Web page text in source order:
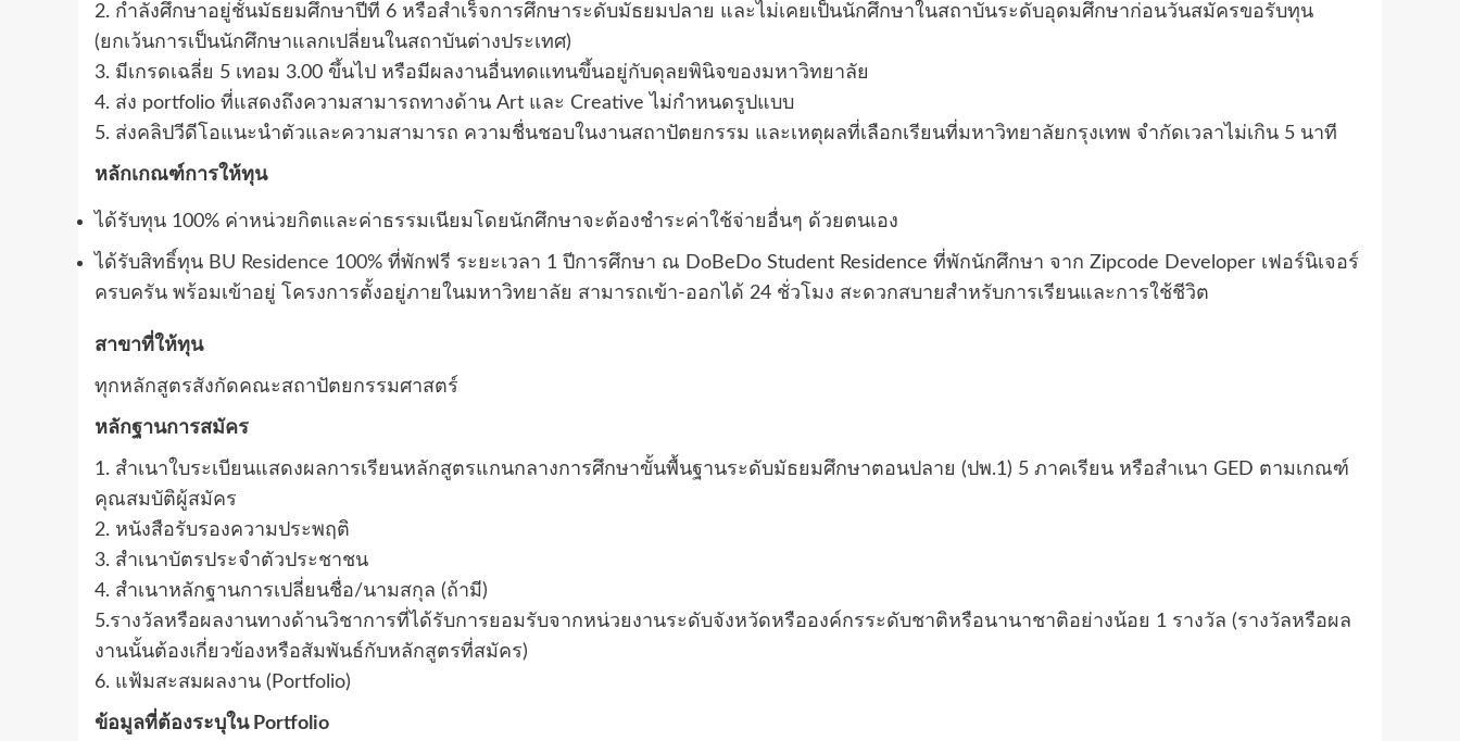
2. กำลังศึกษาอยู่ชั้นมัธยมศึกษาปีที่ 6 หรือสำเร็จการศึกษาระดับมัธยมปลาย และไม่เคยเป็นนักศึกษาในสถาบันระดับอุดมศึกษาก่อนวันสมัครขอรับทุน
(ยกเว้นการเป็นนักศึกษาแลกเปลี่ยนในสถาบันต่างประเทศ)
3. มีเกรดเฉลี่ย 5 เทอม 3.00 ขึ้นไป หรือมีผลงานอื่นทดแทนขึ้นอยู่กับดุลยพินิจของมหาวิทยาลัย
4. ส่ง portfolio ที่แสดงถึงความสามารถทางด้าน Art และ Creative ไม่กำหนดรูปแบบ
5. ส่งคลิปวีดีโอแนะนำตัวและความสามารถ ความชื่นชอบในงานสถาปัตยกรรม และเหตุผลที่เลือกเรียนที่มหาวิทยาลัยกรุงเทพ จำกัดเวลาไม่เกิน 5 นาที
หลักเกณฑ์การให้ทุน
ได้รับทุน 100% ค่าหน่วยกิตและค่าธรรมเนียมโดยนักศึกษาจะต้องชำระค่าใช้จ่ายอื่นๆ ด้วยตนเอง
ได้รับสิทธิ์ทุน BU Residence 100% ที่พักฟรี ระยะเวลา 1 ปีการศึกษา ณ DoBeDo Student Residence ที่พักนักศึกษา จาก Zipcode Developer เฟอร์นิเจอร์
ครบครัน พร้อมเข้าอยู่ โครงการตั้งอยู่ภายในมหาวิทยาลัย สามารถเข้า-ออกได้ 24 ชั่วโมง สะดวกสบายสำหรับการเรียนและการใช้ชีวิต
สาขาที่ให้ทุน
ทุกหลักสูตรสังกัดคณะสถาปัตยกรรมศาสตร์
หลักฐานการสมัคร
1. สำเนาใบระเบียนแสดงผลการเรียนหลักสูตรแกนกลางการศึกษาขั้นพื้นฐานระดับมัธยมศึกษาตอนปลาย (ปพ.1) 5 ภาคเรียน หรือสำเนา GED ตามเกณฑ์
คุณสมบัติผู้สมัคร
2. หนังสือรับรองความประพฤติ
3. สำเนาบัตรประจำตัวประชาชน
4. สำเนาหลักฐานการเปลี่ยนชื่อ/นามสกุล (ถ้ามี)
5.รางวัลหรือผลงานทางด้านวิชาการที่ได้รับการยอมรับจากหน่วยงานระดับจังหวัดหรือองค์กรระดับชาติหรือนานาชาติอย่างน้อย 1 รางวัล (รางวัลหรือผล
งานนั้นต้องเกี่ยวข้องหรือสัมพันธ์กับหลักสูตรที่สมัคร)
6. แฟ้มสะสมผลงาน (Portfolio)
ข้อมูลที่ต้องระบุใน Portfolio